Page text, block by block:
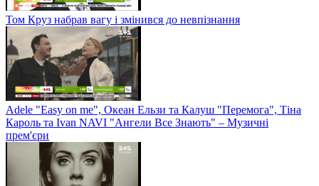
Том Круз набрав вагу і змінився до невпізнання
Adele "Easy on me", Океан Ельзи та Калуш "Перемога", Тіна
Кароль та Ivan NAVI "Ангели Все Знають" – Музичні
прем'єри